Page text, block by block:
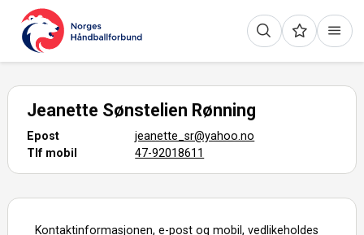
Jeanette Sønstelien Rønning
Epost
jeanette_sr@yahoo.no
Tlf mobil
47-92018611
Kontaktinformasjonen, e-post og mobil, vedlikeholdes